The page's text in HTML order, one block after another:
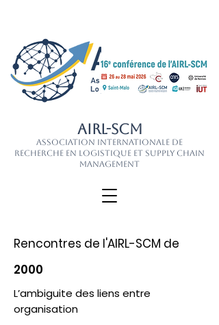
AIRL-SCM
Association Internationale de
Recherche en Logistique et Supply Chain
Management
Rencontres de l'AIRL-SCM de
2000
L’ambiguite des liens entre
organisation